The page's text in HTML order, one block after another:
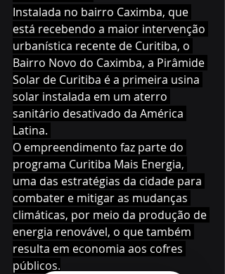
Instalada no bairro Caximba, que
está recebendo a maior intervenção
urbanística recente de Curitiba, o
Bairro Novo do Caximba, a Pirâmide
Solar de Curitiba é a primeira usina
solar instalada em um aterro
sanitário desativado da América
Latina.
O empreendimento faz parte do
programa Curitiba Mais Energia,
uma das estratégias da cidade para
combater e mitigar as mudanças
climáticas, por meio da produção de
energia renovável, o que também
resulta em economia aos cofres
públicos.